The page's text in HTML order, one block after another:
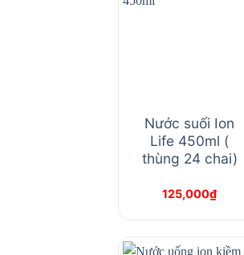
Nước suối Ion
Life 450ml (
thùng 24 chai)
125,000₫